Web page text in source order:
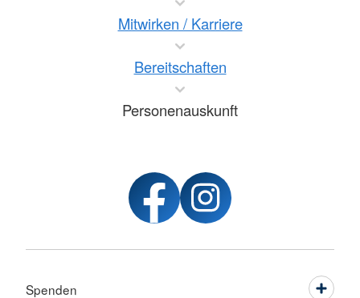
Mitwirken / Karriere
Bereitschaften
Personenauskunft
Spenden